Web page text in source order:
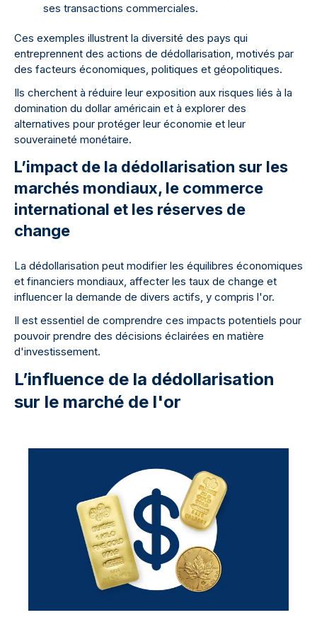
ses transactions commerciales.
Ces exemples illustrent la diversité des pays qui
entreprennent des actions de dédollarisation, motivés par
des facteurs économiques, politiques et géopolitiques.
Ils cherchent à réduire leur exposition aux risques liés à la
domination du dollar américain et à explorer des
alternatives pour protéger leur économie et leur
souveraineté monétaire.
L’impact de la dédollarisation sur les
marchés mondiaux, le commerce
international et les réserves de
change
La dédollarisation peut modifier les équilibres économiques
et financiers mondiaux, affecter les taux de change et
influencer la demande de divers actifs, y compris l'or.
Il est essentiel de comprendre ces impacts potentiels pour
pouvoir prendre des décisions éclairées en matière
d'investissement.
L’influence de la dédollarisation
sur le marché de l'or